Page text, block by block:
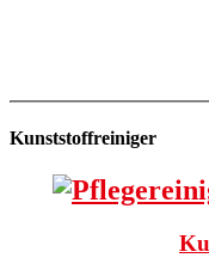
Kunststoffreiniger